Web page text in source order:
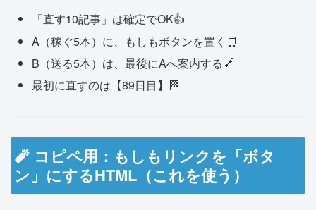
「直す10記事」は確定でOK👍
A（稼ぐ5本）に、もしもボタンを置く🛒
B（送る5本）は、最後にAへ案内する🔗
最初に直すのは【89日目】🏁
🧨 コピペ用：もしもリンクを「ボタ
ン」にするHTML（これを使う）